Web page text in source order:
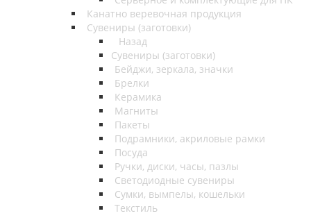
Канатно веревочная продукция
Сувениры (заготовки)
Назад
Сувениры (заготовки)
Бейджи, зеркала, значки
Брелки
Керамика
Магниты
Пакеты
Подрамники, акриловые рамки
Посуда
Ручки, диски, часы, пазлы
Светодиодные сувениры
Сумки, вымпелы, кошельки
Текстиль